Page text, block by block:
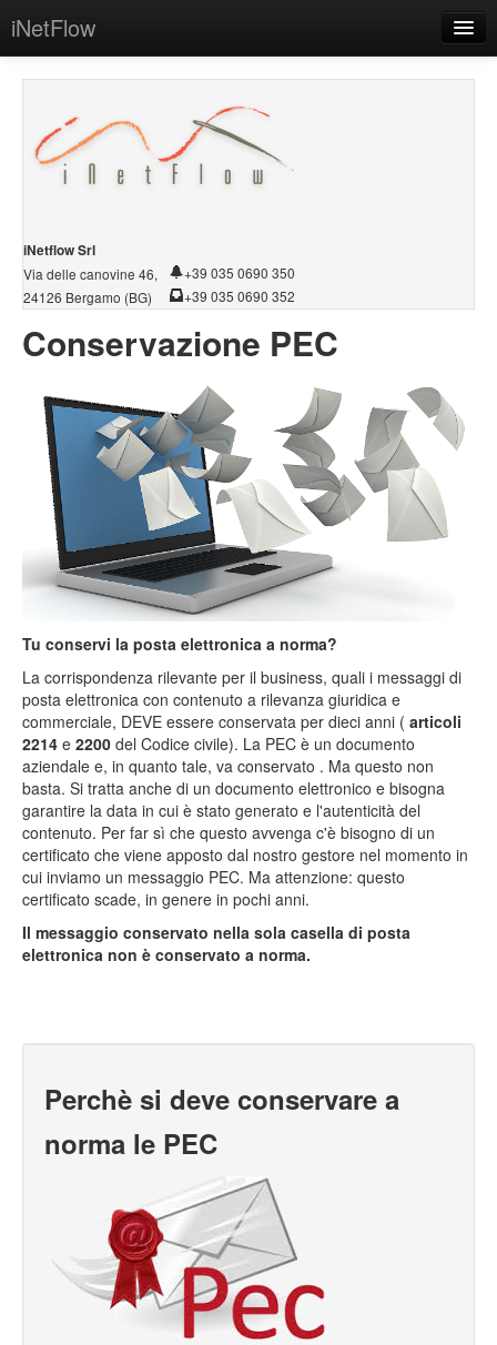
iNetFlow
Azienda
Software
Servizi
Demo/Download
Conservazione PEC
Intranet
iNetflow Srl
Via delle canovine 46,
24126 Bergamo (BG)
+39 035 0690 350
+39 035 0690 352
Conservazione PEC
Tu conservi la posta elettronica a norma?
La corrispondenza rilevante per il business, quali i messaggi di
posta elettronica con contenuto a rilevanza giuridica e
commerciale, DEVE essere conservata per dieci anni ( articoli
2214 e 2200 del Codice civile). La PEC è un documento
aziendale e, in quanto tale, va conservato . Ma questo non
basta. Si tratta anche di un documento elettronico e bisogna
garantire la data in cui è stato generato e l'autenticità del
contenuto. Per far sì che questo avvenga c'è bisogno di un
certificato che viene apposto dal nostro gestore nel momento in
cui inviamo un messaggio PEC. Ma attenzione: questo
certificato scade, in genere in pochi anni.
Il messaggio conservato nella sola casella di posta
elettronica non è conservato a norma.
Perchè si deve conservare a
norma le PEC